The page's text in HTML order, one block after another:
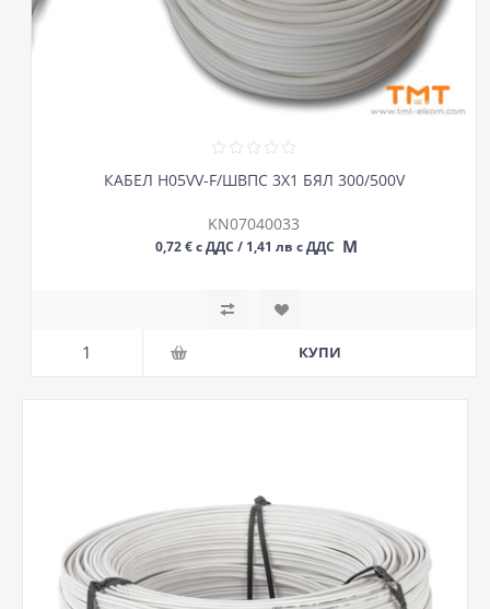
КАБЕЛ H05VV-F/ШВПС 3Х1 БЯЛ 300/500V
KN07040033
0,72 € с ДДС / 1,41 лв с ДДС М